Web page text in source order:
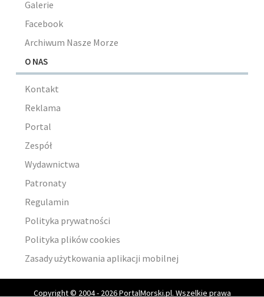
Galerie
Facebook
Archiwum Nasze Morze
O NAS
Kontakt
Reklama
Portal
Zespół
Wydawnictwa
Patronaty
Regulamin
Polityka prywatności
Polityka plików cookies
Zasady użytkowania aplikacji mobilnej
Copyright © 2004 - 2026 PortalMorski.pl. Wszelkie prawa